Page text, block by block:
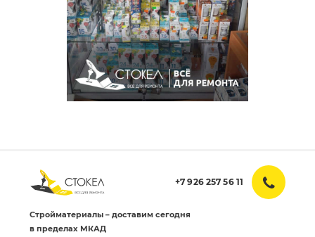
+7 926 257 56 11
Стройматериалы – доставим сегодня
в пределах МКАД